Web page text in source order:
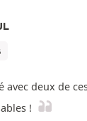
avec deux de
!